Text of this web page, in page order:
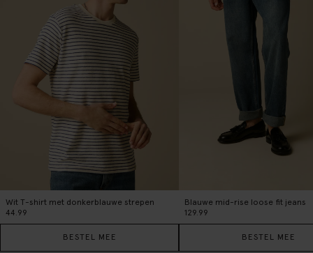
Wit T-shirt met donkerblauwe strepen
44.99
BESTEL MEE
Blauwe mid-rise loose fit jeans
129.99
BESTEL MEE